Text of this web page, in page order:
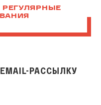
РАССЫЛКУ